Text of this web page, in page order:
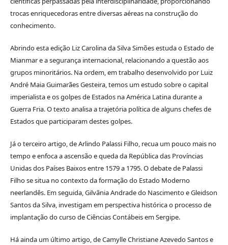
trocas enriquecedoras entre diversas aéreas na construção do
conhecimento.
Abrindo esta edição Liz Carolina da Silva Simões estuda o Estado de
Mianmar e a segurança internacional, relacionando a questão aos
grupos minoritários. Na ordem, em trabalho desenvolvido por Luiz
André Maia Guimarães Gesteira, temos um estudo sobre o capital
imperialista e os golpes de Estados na América Latina durante a
Guerra Fria. O texto analisa a trajetória política de alguns chefes de
Estados que participaram destes golpes.
Já o terceiro artigo, de Arlindo Palassi Filho, recua um pouco mais no
tempo e enfoca a ascensão e queda da República das Províncias
Unidas dos Países Baixos entre 1579 a 1795. O debate de Palassi
Filho se situa no contexto da formação do Estado Moderno
neerlandês. Em seguida, Gilvânia Andrade do Nascimento e Gleidson
Santos da Silva, investigam em perspectiva histórica o processo de
implantação do curso de Ciências Contábeis em Sergipe.
Há ainda um último artigo, de Camylle Christiane Azevedo Santos e